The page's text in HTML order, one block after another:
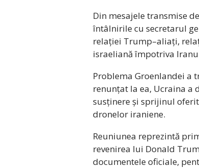
Din mesajele transmise
întâlnirile cu secretarul
relației Trump–aliați,
israeliană împotriva
Problema Groenlandei a
renunțat la ea, Ucraina a
susținere și sprijinul
dronelor iraniene.
Reuniunea reprezintă
revenirea lui Donald
documentele oficiale,